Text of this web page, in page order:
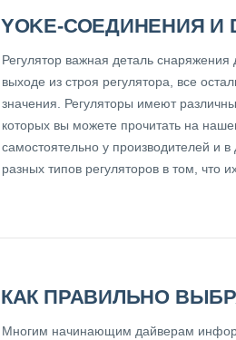
YOKE-СОЕДИНЕНИЯ И
Регулятор важная деталь
выходе из строя регулятора, все
значения. Регуляторы имеют
которых вы можете прочитать на
самостоятельно у производителей и
разных типов регуляторов в том,
КАК ПРАВИЛЬНО
Многим начинающим дайверам